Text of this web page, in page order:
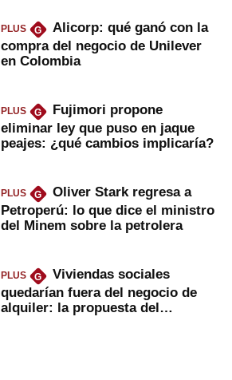
PLUS G
Alicorp: qué ganó con la
compra del negocio de Unilever
en Colombia
PLUS G
Fujimori propone
eliminar ley que puso en jaque
peajes: ¿qué cambios implicaría?
PLUS G
Oliver Stark regresa a
Petroperú: lo que dice el ministro
del Minem sobre la petrolera
PLUS G
Viviendas sociales
quedarían fuera del negocio de
alquiler: la propuesta del